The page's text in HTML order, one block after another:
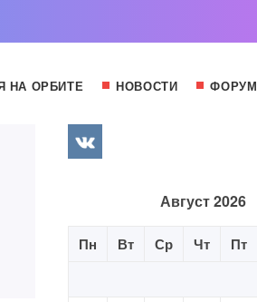
НА ОРБИТЕ НОВОСТИ ФОРУМ
Август 2026
Пн Вт Ср Чт Пт